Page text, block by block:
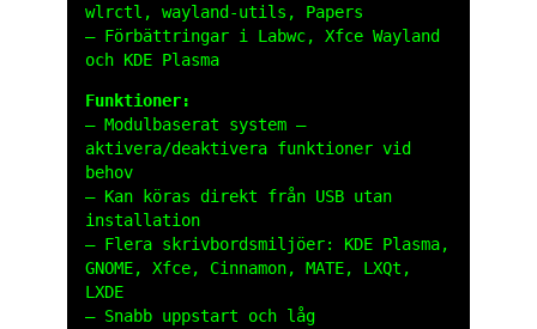
wlrctl, wayland-utils, Papers
– Förbättringar i Labwc, Xfce Wayland
och KDE Plasma
Funktioner:
– Modulbaserat system –
aktivera/deaktivera funktioner vid
behov
– Kan köras direkt från USB utan
installation
– Flera skrivbordsmiljöer: KDE Plasma,
GNOME, Xfce, Cinnamon, MATE, LXQt,
LXDE
– Snabb uppstart och låg